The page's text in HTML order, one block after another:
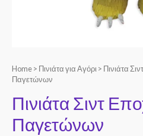
Home > Πινιάτα για Αγόρι > Πινιάτα
Παγετώνων
Πινιάτα Σιντ
Παγετώνων